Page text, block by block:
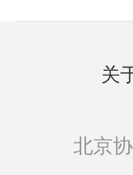
关
北京